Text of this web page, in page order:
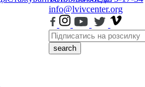
info@lvivcenter.org
search